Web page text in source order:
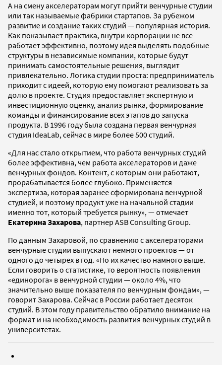
А на смену акселераторам могут прийти венчурные студии
или так называемые фабрики стартапов. За рубежом
развитие и создание таких студий — популярная история.
Как показывает практика, внутри корпорации не все
работает эффективно, поэтому идея выделять подобные
структуры в независимые компании, которые будут
принимать самостоятельные решения, выглядит
привлекательно. Логика студии проста: предприниматель
приходит с идеей, которую ему помогают реализовать за
долю в проекте. Студия предоставляет экспертную и
инвестиционную оценку, анализ рынка, формирование
команды и финансирование всех этапов до запуска
продукта. В 1996 году была создана первая венчурная
студия IdeaLab, сейчас в мире более 500 студий.
«Для нас стало открытием, что работа венчурных студий
более эффективна, чем работа акселераторов и даже
венчурных фондов. Контент, с которым они работают,
прорабатывается более глубоко. Применяется
экспертиза, которая заранее сформирована венчурной
студией, и поэтому продукт уже на начальной стадии
именно тот, который требуется рынку», — отмечает
Екатерина Захарова, партнер ASB Consulting Group.
По данным Захаровой, по сравнению с акселераторами
венчурные студии выпускают немного проектов — от
одного до четырех в год. «Но их качество намного выше.
Если говорить о статистике, то вероятность появления
«единорога» в венчурной студии — около 4%, что
значительно выше показателя по венчурным фондам», —
говорит Захарова. Сейчас в России работает десяток
студий. В этом году правительство обратило внимание на
формат и на необходимость развития венчурных студий в
университетах.